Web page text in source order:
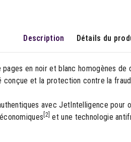
Description Détails du
en noir et blanc homogènes
et la protection contre la
avec JetIntelligence pour
[2] et une technologie